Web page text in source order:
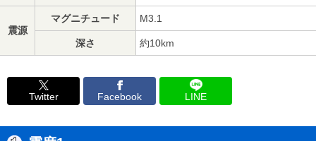
震源
マグニチュード M3.1
深さ 約10km
Twitter Facebook LINE